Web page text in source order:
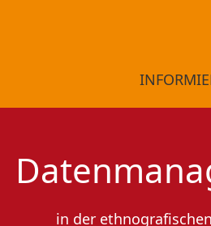
in der